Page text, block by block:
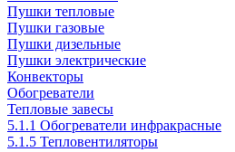
Пушки тепловые
Пушки газовые
Пушки дизельные
Пушки электрические
Конвекторы
Обогреватели
Тепловые завесы
5.1.1 Обогреватели инфракрасные
5.1.5 Тепловентиляторы